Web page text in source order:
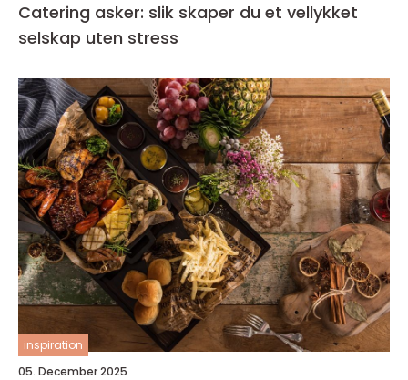
Catering asker: slik skaper du et vellykket
selskap uten stress
inspiration
05. December 2025